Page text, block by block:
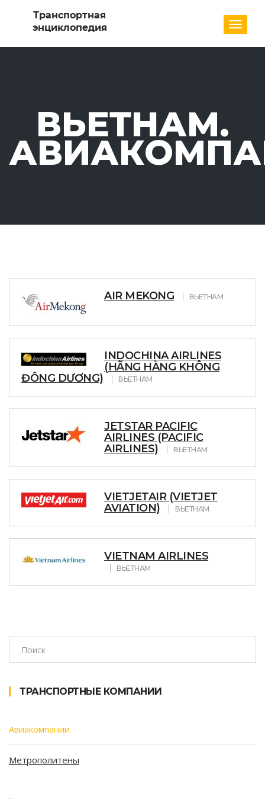
ВЬЕТНАМ.
AIR MEKONG ВЬЕТНАМ
INDOCHINA AIRLINES
(HÃNG HÀNG KHÔNG
ĐÔNG DƯƠNG)
ВЬЕТНАМ
JETSTAR PACIFIC
AIRLINES (PACIFIC
AIRLINES)
ВЬЕТНАМ
VIETJETAIR (VIETJET
AVIATION)
ВЬЕТНАМ
VIETNAM AIRLINES
ВЬЕТНАМ
ТРАНСПОРТНЫЕ КОМПАНИИ
Авиакомпании
Метрополитены